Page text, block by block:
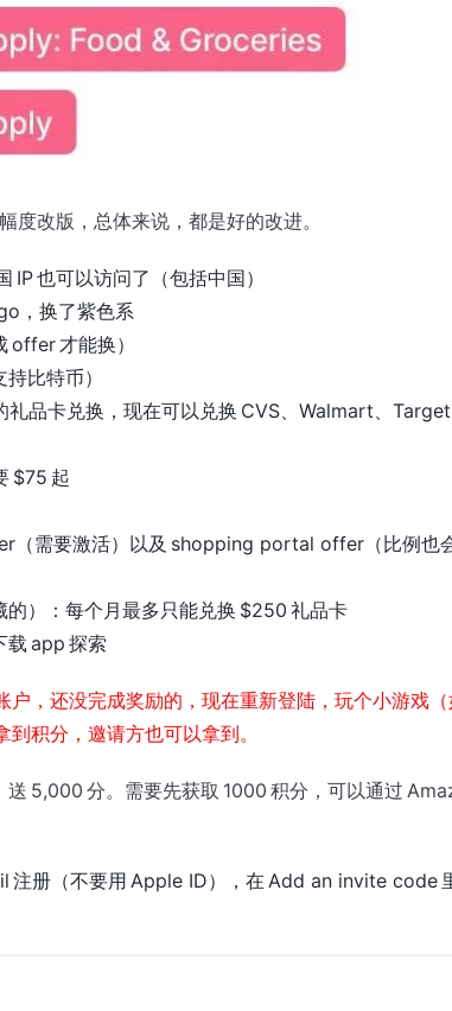
度改版，总体来说，都是好的改进。
IP 也可以访问了（包括中国）
，换了紫色系
offer 才能换）
比特币）
礼品卡兑换，现在可以兑换 CVS、Walmart、
$75 起
（需要激活）以及 shopping portal offer（比例也
）：每个月最多只能兑换 $250 礼品卡
载 app 探索
户，还没完成奖励的，现在重新登陆，玩个小游戏（
积分，邀请方也可以拿到。
送 5,000 分。需要先获取 1000 积分，可以通过
注册（不要用 Apple ID），在 Add an invite code